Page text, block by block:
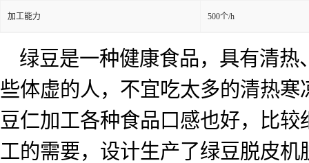
加工能力 500个/h
绿豆是一种健康食品，具有清
些体虚的人，不宜吃太多的清热
豆仁加工各种食品口感也好，比
工的需要，设计生产了绿豆脱皮机